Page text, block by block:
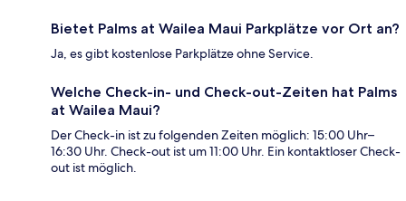
Bietet Palms at Wailea Maui Parkplätze vor Ort an?
Ja, es gibt kostenlose Parkplätze ohne Service.
Welche Check-in- und Check-out-Zeiten hat Palms
at Wailea Maui?
Der Check-in ist zu folgenden Zeiten möglich: 15:00 Uhr–
16:30 Uhr. Check-out ist um 11:00 Uhr. Ein kontaktloser Check-
out ist möglich.